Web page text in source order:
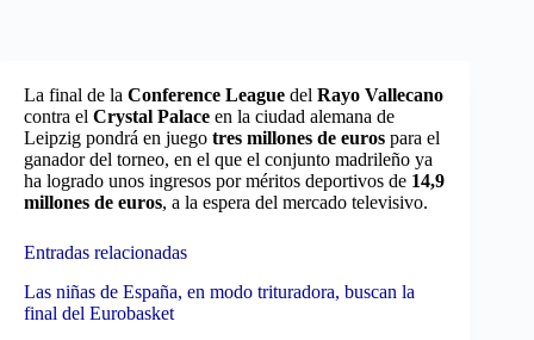
La final de la Conference League del Rayo Vallecano
contra el Crystal Palace en la ciudad alemana de
Leipzig pondrá en juego tres millones de euros para el
ganador del torneo, en el que el conjunto madrileño ya
ha logrado unos ingresos por méritos deportivos de 14,9
millones de euros, a la espera del mercado televisivo.
Entradas relacionadas
Las niñas de España, en modo trituradora, buscan la
final del Eurobasket